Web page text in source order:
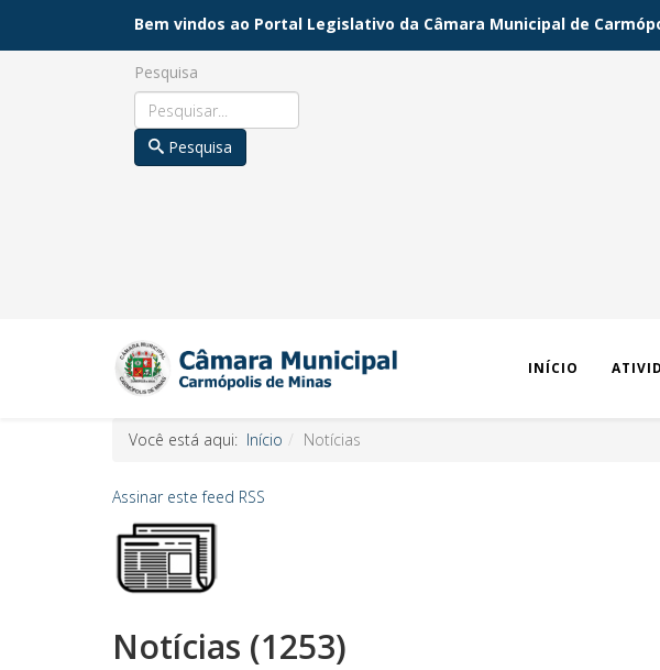
Bem vindos ao Portal Legislativo da Câmara Municipal de
Pesquisa
Pesquisa
INÍCIO
Você está aqui: Início Notícias
Assinar este feed RSS
Notícias (1253)